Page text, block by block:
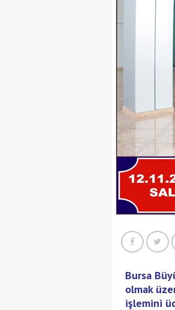
Bursa
olmak
işlemini